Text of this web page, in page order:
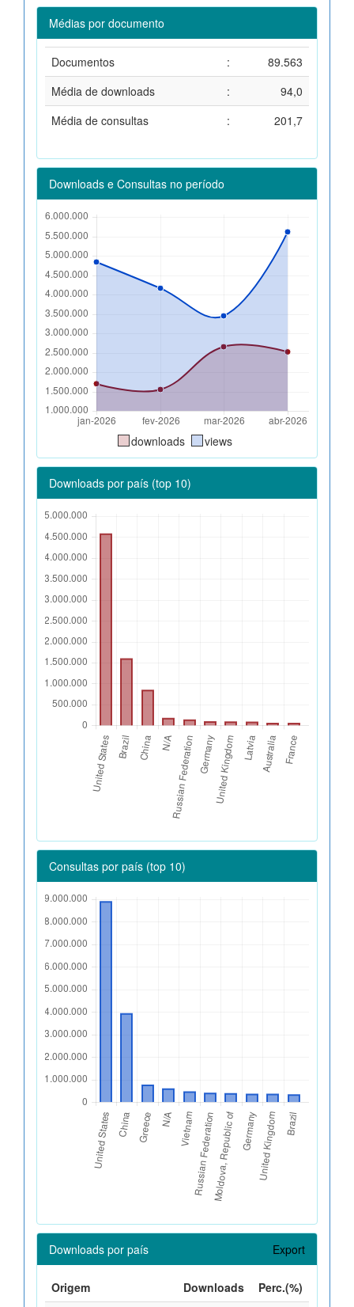
Médias por documento
Documentos :
89.563
Média de downloads
:
94,0
Média de consultas
: 201,7
Downloads e Consultas no período
downloads views
Downloads por país (top 10)
Consultas por país (top 10)
Downloads por país Export
Origem Downloads Perc.(%)